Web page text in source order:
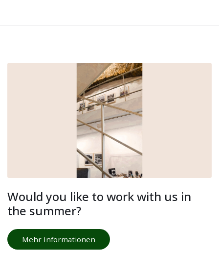
Would you like to work with us in
the summer?
Mehr Informationen